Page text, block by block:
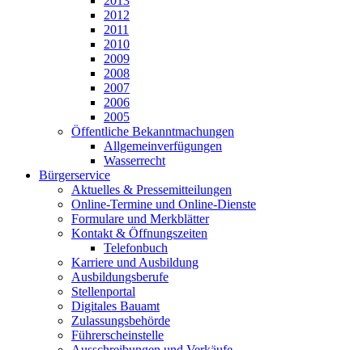
2012
2011
2010
2009
2008
2007
2006
2005
Öffentliche Bekanntmachungen
Allgemeinverfügungen
Wasserrecht
Bürgerservice
Aktuelles & Pressemitteilungen
Online-Termine und Online-Dienste
Formulare und Merkblätter
Kontakt & Öffnungszeiten
Telefonbuch
Karriere und Ausbildung
Ausbildungsberufe
Stellenportal
Digitales Bauamt
Zulassungsbehörde
Führerscheinstelle